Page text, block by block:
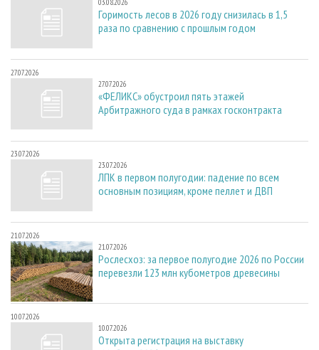
03.08.2026
Горимость лесов в 2026 году снизилась в 1,5
раза по сравнению с прошлым годом
27.07.2026
27.07.2026
«ФЕЛИКС» обустроил пять этажей
Арбитражного суда в рамках госконтракта
23.07.2026
23.07.2026
ЛПК в первом полугодии: падение по всем
основным позициям, кроме пеллет и ДВП
21.07.2026
21.07.2026
Рослесхоз: за первое полугодие 2026 по России
перевезли 123 млн кубометров древесины
10.07.2026
10.07.2026
Открыта регистрация на выставку